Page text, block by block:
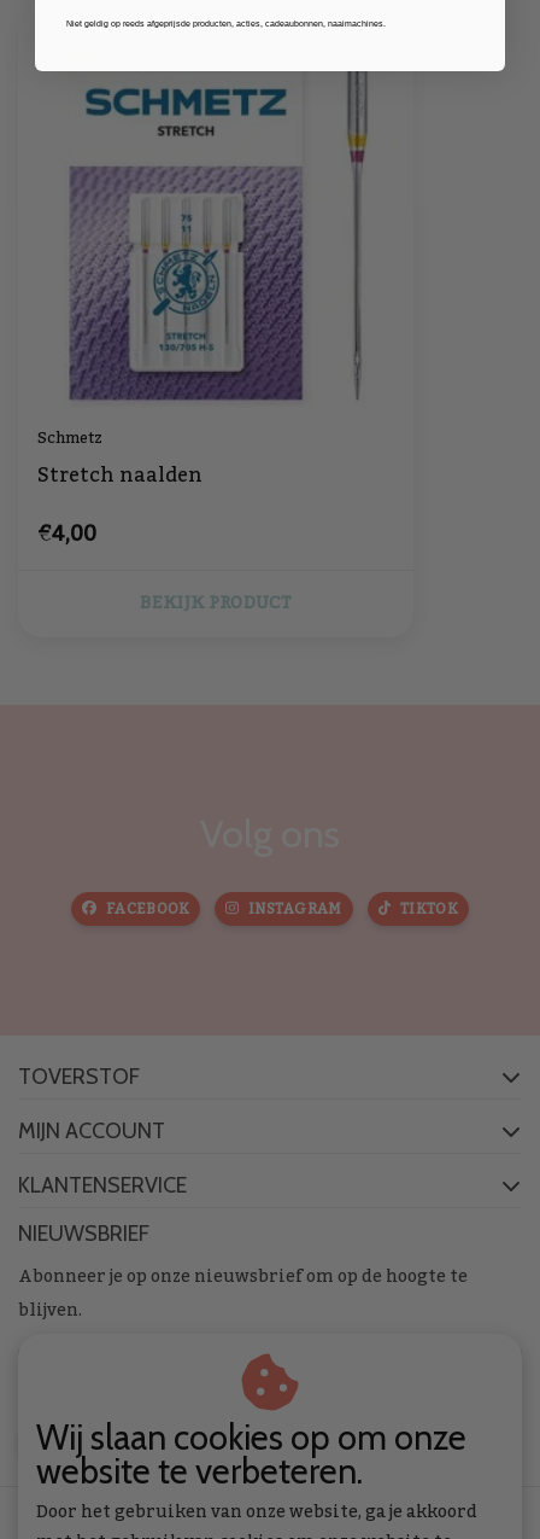
Schmetz
Stretch naalden
€4,00
BEKIJK PRODUCT
FACEBOOK INSTAGRAM TIKTOK
TOVERSTOF
MIJN ACCOUNT
KLANTENSERVICE
NIEUWSBRIEF
Abonneer je op onze nieuwsbrief om op de hoogte te
blijven.
ABONNEER
Wij slaan cookies op om onze
website te verbeteren.
Door het gebruiken van onze website, ga je akkoord
Niet geldig op reeds afgeprijsde producten, acties, cadeaubonnen, naaimachines.